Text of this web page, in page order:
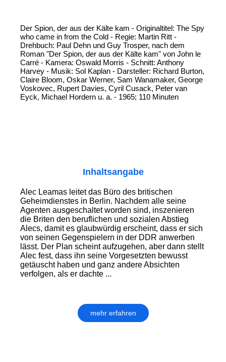
Der Spion, der aus der Kälte kam - Originaltitel: The Spy
who came in from the Cold - Regie: Martin Ritt -
Drehbuch: Paul Dehn und Guy Trosper, nach dem
Roman "Der Spion, der aus der Kälte kam" von John le
Carré - Kamera: Oswald Morris - Schnitt: Anthony
Harvey - Musik: Sol Kaplan - Darsteller: Richard Burton,
Claire Bloom, Oskar Werner, Sam Wanamaker, George
Voskovec, Rupert Davies, Cyril Cusack, Peter van
Eyck, Michael Hordern u. a. - 1965; 110 Minuten
Inhaltsangabe
Alec Leamas leitet das Büro des britischen
Geheimdienstes in Berlin. Nachdem alle seine
Agenten ausgeschaltet worden sind, inszenieren
die Briten den beruflichen und sozialen Abstieg
Alecs, damit es glaubwürdig erscheint, dass er sich
von seinen Gegenspielern in der DDR anwerben
lässt. Der Plan scheint aufzugehen, aber dann stellt
Alec fest, dass ihn seine Vorgesetzten bewusst
getäuscht haben und ganz andere Absichten
verfolgen, als er dachte ...
mehr erfahren